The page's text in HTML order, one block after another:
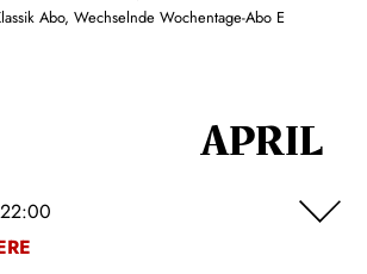
Abo, Wechselnde Wochentage-Abo E
APRIL